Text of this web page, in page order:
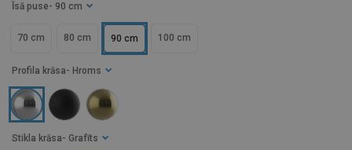
Īsā puse - 90 cm
70 cm 80 cm 90 cm 100 cm
Stikla krāsa - Grafīts
Profila krāsa - Hroms